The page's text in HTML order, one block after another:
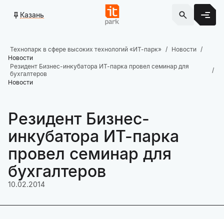
Казань
Технопарк в сфере высоких технологий «ИТ-парк»
Новости
Новости
Резидент Бизнес-инкубатора ИТ-парка провел семинар для
бухгалтеров
Новости
Резидент Бизнес-
инкубатора ИТ-парка
провел семинар для
бухгалтеров
10.02.2014